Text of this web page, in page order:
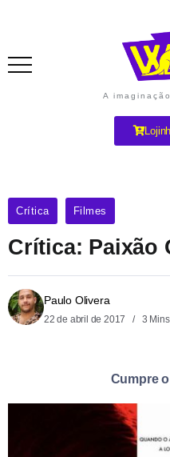
A
Crítica Filmes
Crítica: Paixão
Paulo Olivera
22 de abril de 2017 3
Cumpre